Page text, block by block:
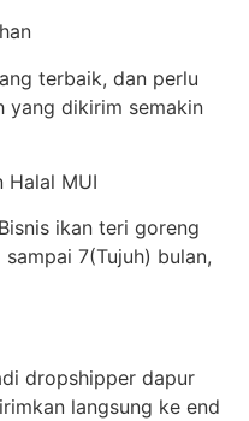
terbaik, dan perlu
yang dikirim semakin
Halal MUI
ikan teri goreng
7(Tujuh) bulan,
dropshipper dapur
langsung ke end